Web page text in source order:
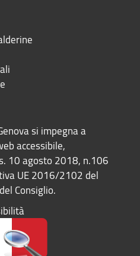
si impegna a
accessibile,
10 agosto 2018, n.106
UE 2016/2102 del
Consiglio.